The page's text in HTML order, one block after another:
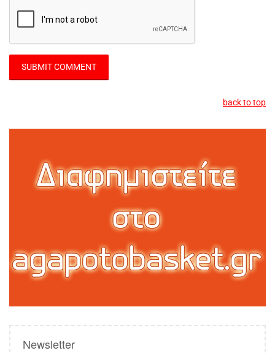
back to top
Newsletter